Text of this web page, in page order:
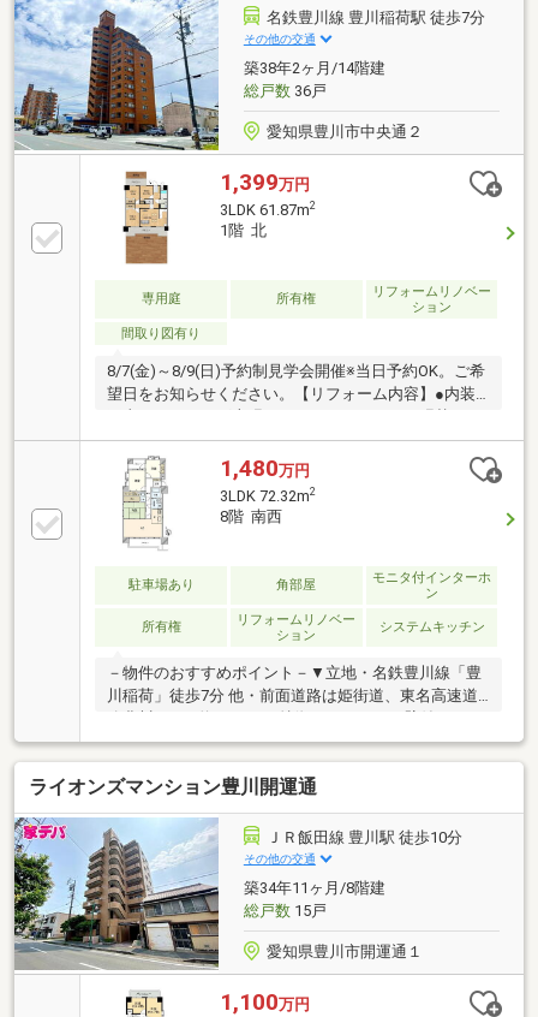
局：約270ｍ（徒歩4分）名鉄豊川線 豊川稲荷駅 徒歩7分
その他の交通
築38年2ヶ月/14階建
総戸数36戸
愛知県豊川市中央通２
1,399万円
3LDK 61.87m2
1階 北
専用庭 所有権
リフォームリノベー
ション
間取り図有り
8/7(金)～8/9(日)予約制見学会開催※当日予約OK。ご希
望日をお知らせください。【リフォーム内容】●内装
工事フローリング上張り、クッションフロア張替え、
水回り設備交換、クロス張替え、シューズボックス新
品交換、給湯器新品交換、TVモニター付きドアホン設
置、火災警報器設置、照明LED新品交換【周辺施
設】・豊川小学校まで350ｍ（徒歩5分）・東部中学校
まで1000ｍ（徒歩13分/自転車4分）・ローソン豊川古
宿店様260ｍ（徒歩4分/車1分）・フィール豊川店様
650ｍ（徒歩9分/車2分）・後藤病院1600ｍ（徒歩20
1,480万円
3LDK 72.32m2
8階 南西
駐車場あり 角部屋
モニタ付インターホ
ン
所有権
リフォームリノベー
ション
システムキッチン
－物件のおすすめポイント－▼立地・名鉄豊川線「豊
川稲荷」徒歩7分 他・前面道路は姫街道、東名高速道
路豊川ICまで約3200ｍ▼特徴・キッチンは壁付タイ
プ、食洗機付・多用途に活用しやすい和室がLDに隣
接・各居室に収納スペースを確保・洗面室は2WAY、
家事動線良好・両面バルコニー付▼2026年8月完了予
定リフォーム内容【交換】キッチン、UB、トイレ、洗
面化粧台、給湯器 等【貼替】全室クロス、畳表替、CF
等【その他】フローリング・フロアタイル施工、建具
補修 他■ ご希望の住まい探しをお手伝いします
━━━━━・・・物件の詳細・ご相談はお気軽にお問
い合わせください。
ライオンズマンション豊川開運通
ＪＲ飯田線 豊川駅 徒歩10分
その他の交通
築34年11ヶ月/8階建
総戸数15戸
愛知県豊川市開運通１
1,100万円